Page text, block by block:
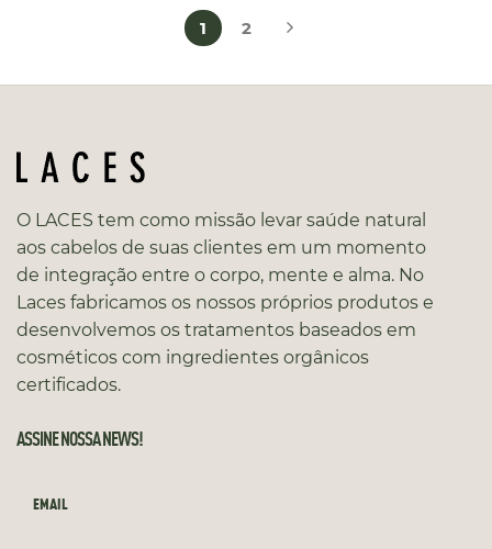
1 2
O LACES tem como missão levar saúde natural
aos cabelos de suas clientes em um momento
de integração entre o corpo, mente e alma. No
Laces fabricamos os nossos próprios produtos e
desenvolvemos os tratamentos baseados em
cosméticos com ingredientes orgânicos
certificados.
ASSINE NOSSA NEWS!
EMAIL